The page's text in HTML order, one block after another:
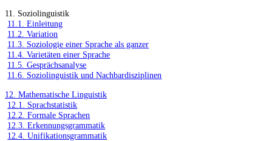
11. Soziolinguistik
11.1. Einleitung
11.2. Variation
11.3. Soziologie einer Sprache als ganzer
11.4. Varietäten einer Sprache
11.5. Gesprächsanalyse
11.6. Soziolinguistik und Nachbardisziplinen
12. Mathematische Linguistik
12.1. Sprachstatistik
12.2. Formale Sprachen
12.3. Erkennungsgrammatik
12.4. Unifikationsgrammatik